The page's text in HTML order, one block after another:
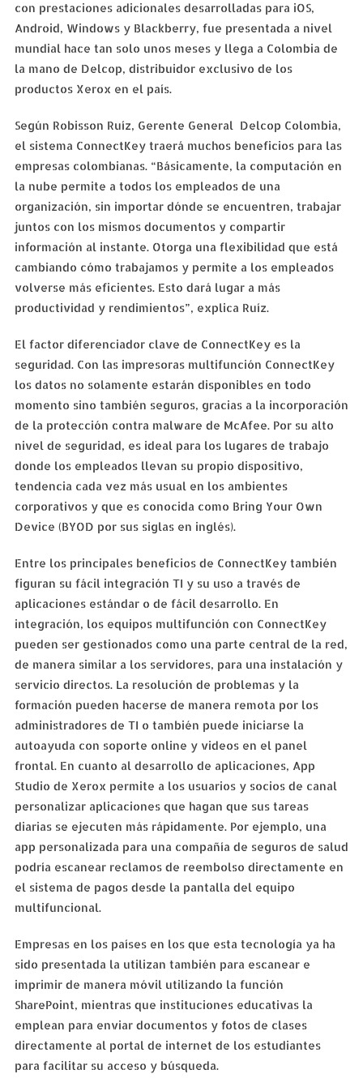
con prestaciones adicionales desarrolladas para iOS,
Android, Windows y Blackberry, fue presentada a nivel
mundial hace tan solo unos meses y llega a Colombia de
la mano de Delcop, distribuidor exclusivo de los
productos Xerox en el país.
Según Robisson Ruíz, Gerente General Delcop Colombia,
el sistema ConnectKey traerá muchos beneficios para las
empresas colombianas. “Básicamente, la computación en
la nube permite a todos los empleados de una
organización, sin importar dónde se encuentren, trabajar
juntos con los mismos documentos y compartir
información al instante. Otorga una flexibilidad que está
cambiando cómo trabajamos y permite a los empleados
volverse más eficientes. Esto dará lugar a más
productividad y rendimientos”, explica Ruíz.
El factor diferenciador clave de ConnectKey es la
seguridad. Con las impresoras multifunción ConnectKey
los datos no solamente estarán disponibles en todo
momento sino también seguros, gracias a la incorporación
de la protección contra malware de McAfee. Por su alto
nivel de seguridad, es ideal para los lugares de trabajo
donde los empleados llevan su propio dispositivo,
tendencia cada vez más usual en los ambientes
corporativos y que es conocida como Bring Your Own
Device (BYOD por sus siglas en inglés).
Entre los principales beneficios de ConnectKey también
figuran su fácil integración TI y su uso a través de
aplicaciones estándar o de fácil desarrollo. En
integración, los equipos multifunción con ConnectKey
pueden ser gestionados como una parte central de la red,
de manera similar a los servidores, para una instalación y
servicio directos. La resolución de problemas y la
formación pueden hacerse de manera remota por los
administradores de TI o también puede iniciarse la
autoayuda con soporte online y videos en el panel
frontal. En cuanto al desarrollo de aplicaciones, App
Studio de Xerox permite a los usuarios y socios de canal
personalizar aplicaciones que hagan que sus tareas
diarias se ejecuten más rápidamente. Por ejemplo, una
app personalizada para una compañía de seguros de salud
podría escanear reclamos de reembolso directamente en
el sistema de pagos desde la pantalla del equipo
multifuncional.
Empresas en los países en los que esta tecnología ya ha
sido presentada la utilizan también para escanear e
imprimir de manera móvil utilizando la función
SharePoint, mientras que instituciones educativas la
emplean para enviar documentos y fotos de clases
directamente al portal de internet de los estudiantes
para facilitar su acceso y búsqueda.